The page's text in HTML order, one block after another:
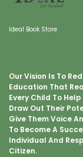
Ideal Book Store
Our Vision Is To
Education That
Every Child To
Draw Out Their
Give Them Voice
To Become A
Individual And
Citizen.